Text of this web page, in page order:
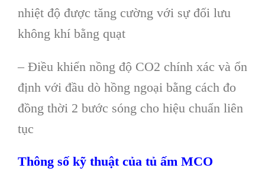
nhiệt độ được tăng cường với sự đối lưu
không khí bằng quạt
– Điều khiển nồng độ CO2 chính xác và ổn
định với đầu dò hồng ngoại bằng cách đo
đồng thời 2 bước sóng cho hiệu chuẩn liên
tục
Thông số kỹ thuật của tủ ấm MCO